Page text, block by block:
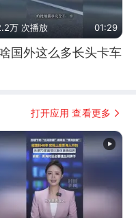
万 次播放 01:29
国外这么多长头卡车
打开应用 查看更多